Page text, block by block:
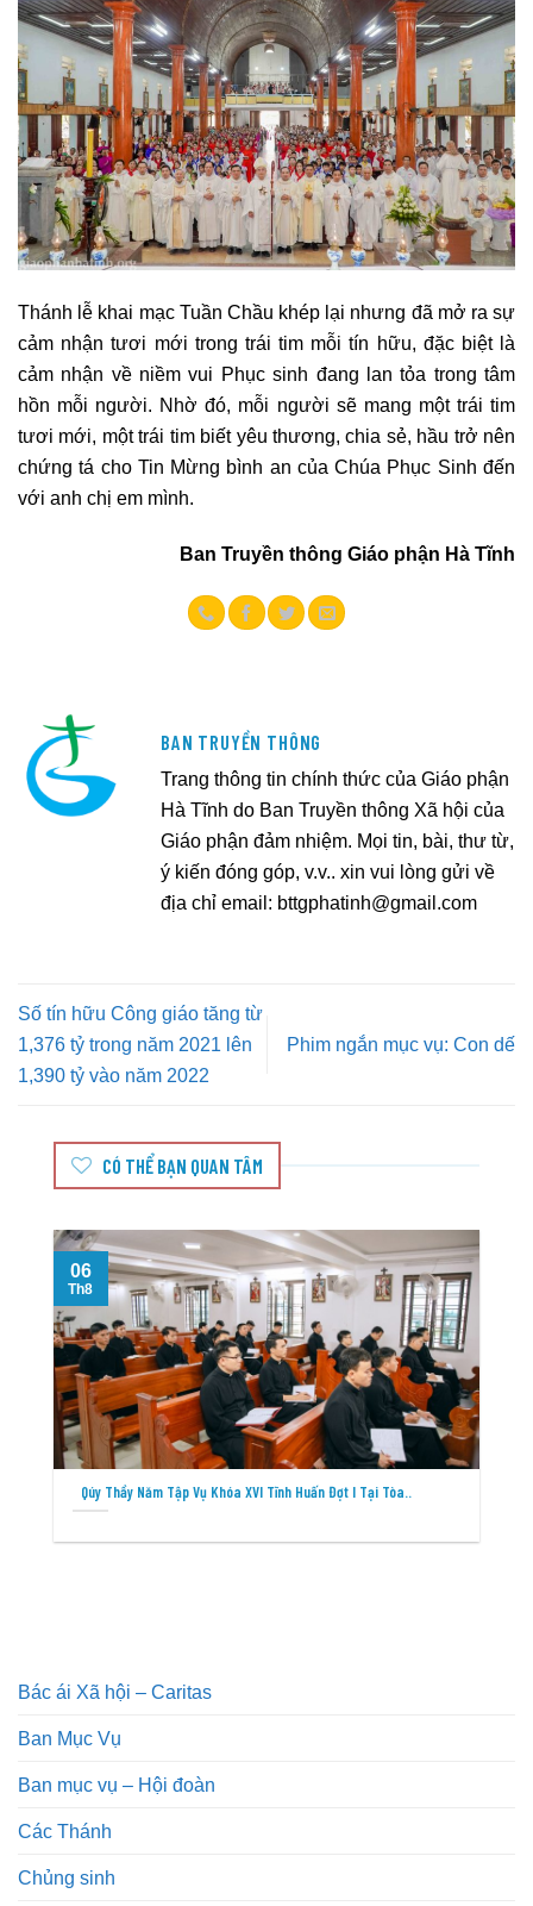
Thánh lễ khai mạc Tuần Chầu khép lại nhưng đã mở ra sự
cảm nhận tươi mới trong trái tim mỗi tín hữu, đặc biệt là
cảm nhận về niềm vui Phục sinh đang lan tỏa trong tâm
hồn mỗi người. Nhờ đó, mỗi người sẽ mang một trái tim
tươi mới, một trái tim biết yêu thương, chia sẻ, hầu trở nên
chứng tá cho Tin Mừng bình an của Chúa Phục Sinh đến
với anh chị em mình.
Ban Truyền thông Giáo phận Hà Tĩnh
BAN TRUYỀN THÔNG
Trang thông tin chính thức của Giáo phận
Hà Tĩnh do Ban Truyền thông Xã hội của
Giáo phận đảm nhiệm. Mọi tin, bài, thư từ,
ý kiến đóng góp, v.v.. xin vui lòng gửi về
địa chỉ email: bttgphatinh@gmail.com
Số tín hữu Công giáo tăng từ
1,376 tỷ trong năm 2021 lên
1,390 tỷ vào năm 2022
Phim ngắn mục vụ: Con dế
CÓ THỂ BẠN QUAN TÂM
Qúy Thầy Năm Tập Vụ Khóa XVI Tĩnh Huấn Đợt I Tại Tòa..
06
Th8
Bác ái Xã hội – Caritas
Ban Mục Vụ
Ban mục vụ – Hội đoàn
Các Thánh
Chủng sinh